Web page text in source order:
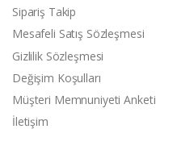
Sipariş Takip
Mesafeli Satış Sözleşmesi
Gizlilik Sözleşmesi
Değişim Koşulları
Müşteri Memnuniyeti Anketi
İletişim